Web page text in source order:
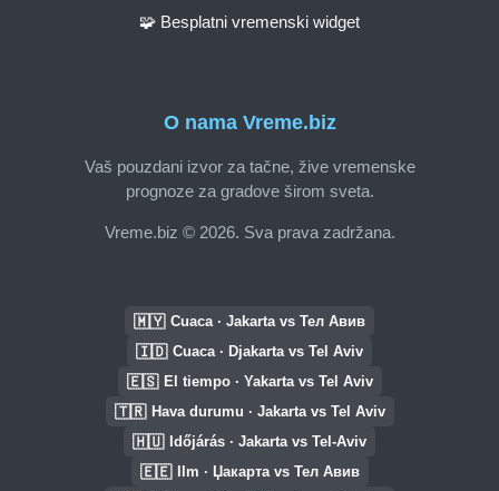
O nama Vreme.biz
Vaš pouzdani izvor za tačne, žive vremenske
prognoze za gradove širom sveta.
Vreme.biz © 2026. Sva prava zadržana.
🧩 Besplatni vremenski widget
🇲🇾 Cuaca · Jakarta vs Тел Авив
🇮🇩 Cuaca · Djakarta vs Tel Aviv
🇪🇸 El tiempo · Yakarta vs Tel Aviv
🇹🇷 Hava durumu · Jakarta vs Tel Aviv
🇭🇺 Időjárás · Jakarta vs Tel-Aviv
🇪🇪 Ilm · Џакарта vs Тел Авив